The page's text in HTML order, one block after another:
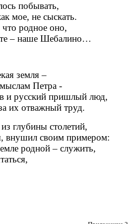
побывать,
мое, не сыскать.
родное оно,
– наше Шебалино…
земля –
Петра -
и русский пришлый люд,
их отважный труд.
глубины столетий,
внушил своим примером:
родной – служить,